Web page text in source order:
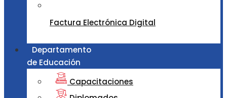
Factura Electrónica Digital
Departamento
de Educación
Capacitaciones